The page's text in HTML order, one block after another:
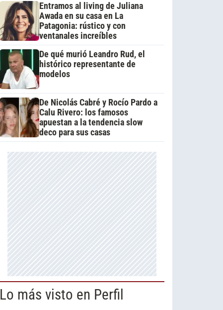
Entramos al living de Juliana
Awada en su casa en La
Patagonia: rústico y con
ventanales increíbles
De qué murió Leandro Rud, el
histórico representante de
modelos
De Nicolás Cabré y Rocío Pardo a
Calu Rivero: los famosos
apuestan a la tendencia slow
deco para sus casas
Lo más visto en Perfil